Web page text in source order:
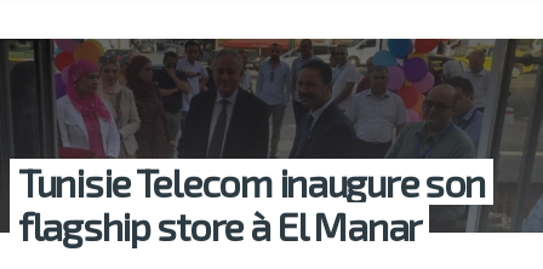
Tunisie Telecom inaugure son
flagship store à El Manar